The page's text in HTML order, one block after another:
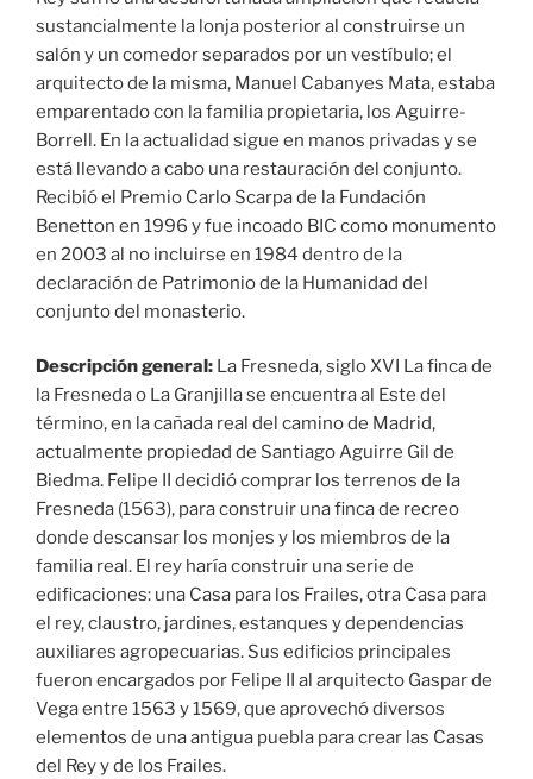
Descripción general: La Fresneda, siglo XVI La finca de
la Fresneda o La Granjilla se encuentra al Este del
término, en la cañada real del camino de Madrid,
actualmente propiedad de Santiago Aguirre Gil de
Biedma. Felipe II decidió comprar los terrenos de la
Fresneda (1563), para construir una finca de recreo
donde descansar los monjes y los miembros de la
familia real. El rey haría construir una serie de
edificaciones: una Casa para los Frailes, otra Casa para
el rey, claustro, jardines, estanques y dependencias
auxiliares agropecuarias. Sus edificios principales
fueron encargados por Felipe II al arquitecto Gaspar de
Vega entre 1563 y 1569, que aprovechó diversos
elementos de una antigua puebla para crear las Casas
del Rey y de los Frailes.